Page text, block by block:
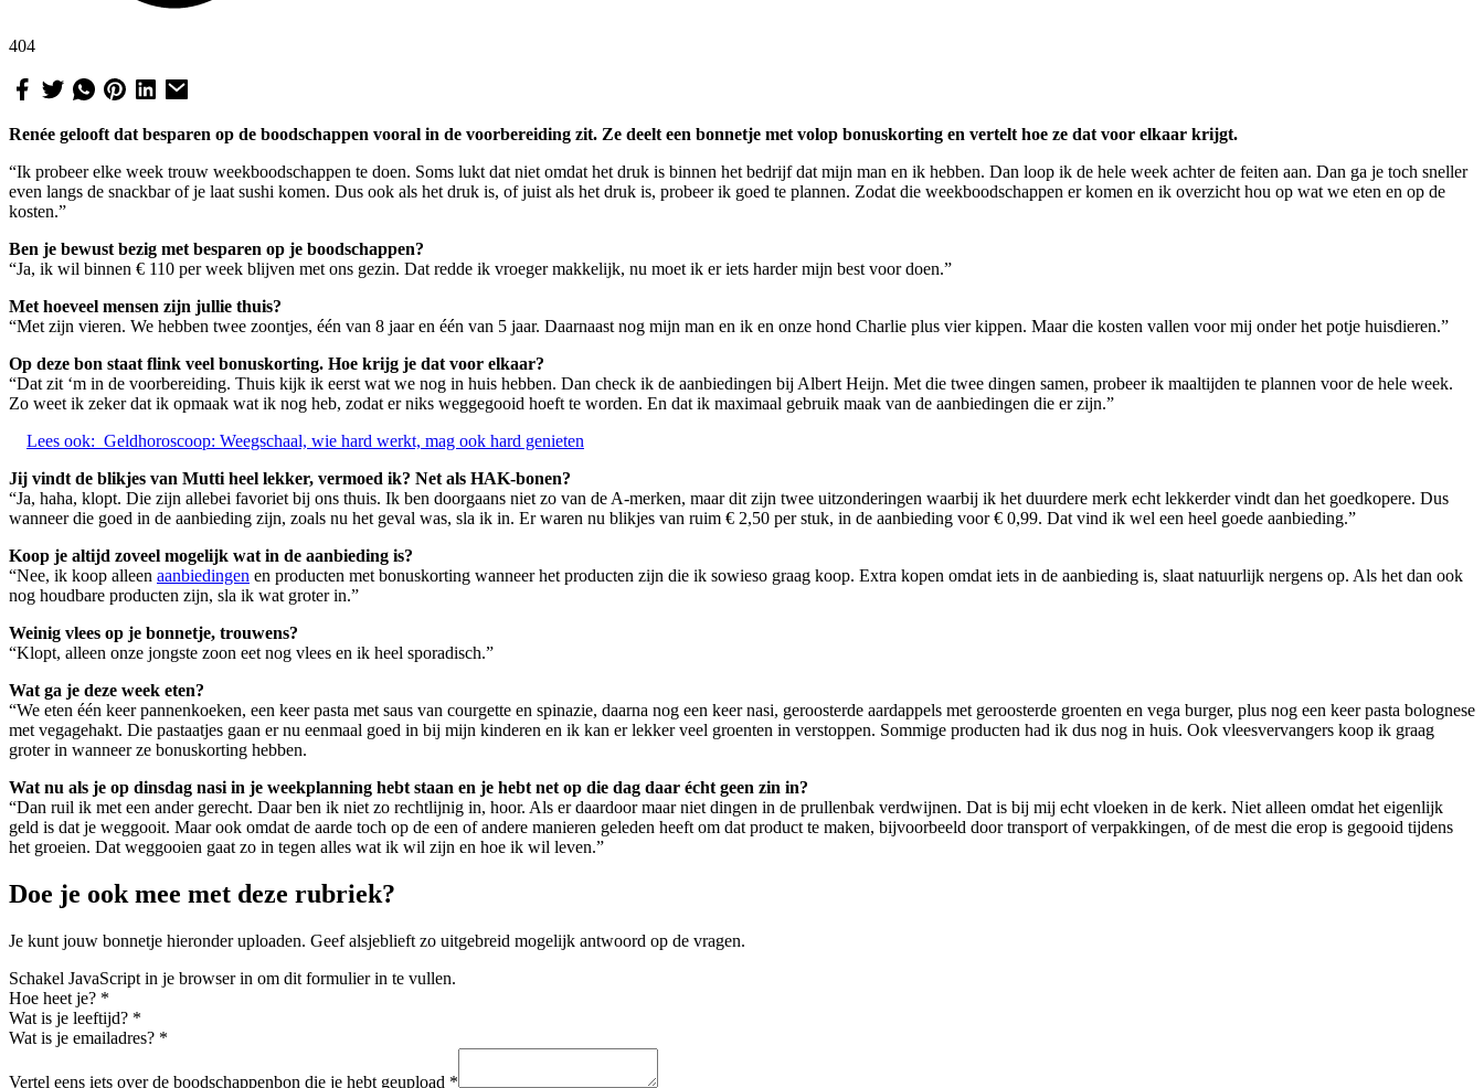
404
Renée gelooft dat besparen op de boodschappen vooral in de voorbereiding zit. Ze deelt een bonnetje met volop bonuskorting en vertelt hoe ze dat voor elkaar krijgt.
“Ik probeer elke week trouw weekboodschappen te doen. Soms lukt dat niet omdat het druk is binnen het bedrijf dat mijn man en ik hebben. Dan loop ik de hele week achter de feiten aan. Dan ga je toch sneller
even langs de snackbar of je laat sushi komen. Dus ook als het druk is, of juist als het druk is, probeer ik goed te plannen. Zodat die weekboodschappen er komen en ik overzicht hou op wat we eten en op de
kosten.”
Ben je bewust bezig met besparen op je boodschappen?
“Ja, ik wil binnen € 110 per week blijven met ons gezin. Dat redde ik vroeger makkelijk, nu moet ik er iets harder mijn best voor doen.”
Met hoeveel mensen zijn jullie thuis?
“Met zijn vieren. We hebben twee zoontjes, één van 8 jaar en één van 5 jaar. Daarnaast nog mijn man en ik en onze hond Charlie plus vier kippen. Maar die kosten vallen voor mij onder het potje huisdieren.”
Op deze bon staat flink veel bonuskorting. Hoe krijg je dat voor elkaar?
“Dat zit ‘m in de voorbereiding. Thuis kijk ik eerst wat we nog in huis hebben. Dan check ik de aanbiedingen bij Albert Heijn. Met die twee dingen samen, probeer ik maaltijden te plannen voor de hele week.
Zo weet ik zeker dat ik opmaak wat ik nog heb, zodat er niks weggegooid hoeft te worden. En dat ik maximaal gebruik maak van de aanbiedingen die er zijn.”
Lees ook: Geldhoroscoop: Weegschaal, wie hard werkt, mag ook hard genieten
Jij vindt de blikjes van Mutti heel lekker, vermoed ik? Net als HAK-bonen?
“Ja, haha, klopt. Die zijn allebei favoriet bij ons thuis. Ik ben doorgaans niet zo van de A-merken, maar dit zijn twee uitzonderingen waarbij ik het duurdere merk echt lekkerder vindt dan het goedkopere. Dus
wanneer die goed in de aanbieding zijn, zoals nu het geval was, sla ik in. Er waren nu blikjes van ruim € 2,50 per stuk, in de aanbieding voor € 0,99. Dat vind ik wel een heel goede aanbieding.”
Koop je altijd zoveel mogelijk wat in de aanbieding is?
“Nee, ik koop alleen aanbiedingen en producten met bonuskorting wanneer het producten zijn die ik sowieso graag koop. Extra kopen omdat iets in de aanbieding is, slaat natuurlijk nergens op. Als het dan ook
nog houdbare producten zijn, sla ik wat groter in.”
Weinig vlees op je bonnetje, trouwens?
“Klopt, alleen onze jongste zoon eet nog vlees en ik heel sporadisch.”
Wat ga je deze week eten?
“We eten één keer pannenkoeken, een keer pasta met saus van courgette en spinazie, daarna nog een keer nasi, geroosterde aardappels met geroosterde groenten en vega burger, plus nog een keer pasta bolognese
met vegagehakt. Die pastaatjes gaan er nu eenmaal goed in bij mijn kinderen en ik kan er lekker veel groenten in verstoppen. Sommige producten had ik dus nog in huis. Ook vleesvervangers koop ik graag
groter in wanneer ze bonuskorting hebben.
Wat nu als je op dinsdag nasi in je weekplanning hebt staan en je hebt net op die dag daar écht geen zin in?
“Dan ruil ik met een ander gerecht. Daar ben ik niet zo rechtlijnig in, hoor. Als er daardoor maar niet dingen in de prullenbak verdwijnen. Dat is bij mij echt vloeken in de kerk. Niet alleen omdat het eigenlijk
geld is dat je weggooit. Maar ook omdat de aarde toch op de een of andere manieren geleden heeft om dat product te maken, bijvoorbeeld door transport of verpakkingen, of de mest die erop is gegooid tijdens
het groeien. Dat weggooien gaat zo in tegen alles wat ik wil zijn en hoe ik wil leven.”
Doe je ook mee met deze rubriek?
Je kunt jouw bonnetje hieronder uploaden. Geef alsjeblieft zo uitgebreid mogelijk antwoord op de vragen.
Schakel JavaScript in je browser in om dit formulier in te vullen.
Hoe heet je? *
Wat is je leeftijd? *
Wat is je emailadres? *
Vertel eens iets over de boodschappenbon die je hebt geupload *